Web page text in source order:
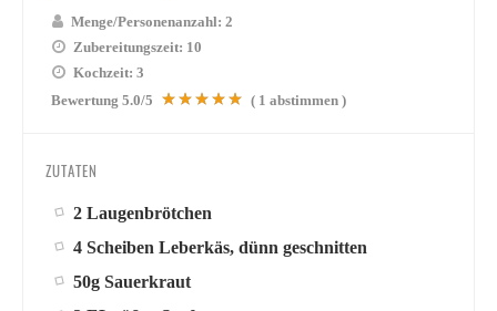
Menge/Personenanzahl: 2
Zubereitungszeit: 10
Kochzeit: 3
Bewertung 5.0/5 ( 1 abstimmen )
ZUTATEN
2 Laugenbrötchen
4 Scheiben Leberkäs, dünn geschnitten
50g Sauerkraut